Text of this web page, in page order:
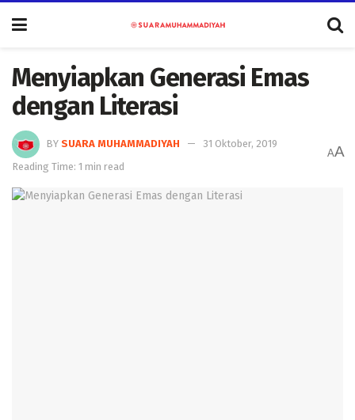
Menyiapkan Generasi Emas
dengan Literasi
BY SUARA MUHAMMADIYAH
31 Oktober, 2019
Reading Time: 1 min read
AA